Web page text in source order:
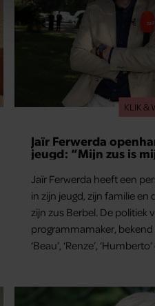
Ook delen we informatie
Deze partners kunnen deze
op basis van uw
KLIK &
Jaïr Ferwerda
jeugd: “Mijn zus is
Jaïr Ferwerda heeft een
in zijn jeugd, zijn familie
zijn zus Berbel. De politiek
programmamaker, bekend
‘Beau’, ‘Renze’,